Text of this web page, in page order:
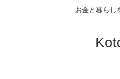
お金と暮らし